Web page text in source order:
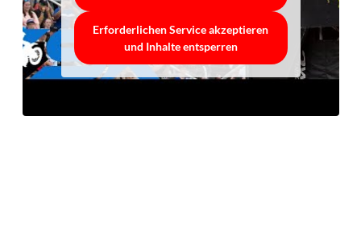
Erforderlichen Service akzeptieren
und Inhalte entsperren